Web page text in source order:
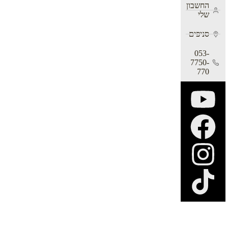
החשבון
שלי
סניפים
053-
7750-
770